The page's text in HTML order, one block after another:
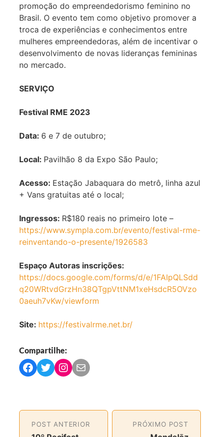
promoção do empreendedorismo feminino no
Brasil. O evento tem como objetivo promover a
troca de experiências e conhecimentos entre
mulheres empreendedoras, além de incentivar o
desenvolvimento de novas lideranças femininas
no mercado.
SERVIÇO
Festival RME 2023
Data: 6 e 7 de outubro;
Local: Pavilhão 8 da Expo São Paulo;
Acesso: Estação Jabaquara do metrô, linha azul
+ Vans gratuitas até o local;
Ingressos: R$180 reais no primeiro lote –
https://www.sympla.com.br/evento/festival-rme-
reinventando-o-presente/1926583
Espaço Autoras inscrições:
https://docs.google.com/forms/d/e/1FAIpQLSdd
q20WRtvdGrzHn38QTgpVttNM1xeHsdcR5OVzo
0aeuh7vKw/viewform
Site: https://festivalrme.net.br/
Compartilhe:
C
r
C
r
C
r
C
r
POST ANTERIOR PRÓXIMO POST